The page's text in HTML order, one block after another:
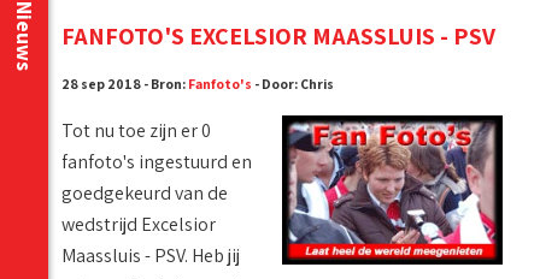
Nieuws FANFOTO'S EXCELSIOR MAASSLUIS - PSV
28 sep 2018 - Bron: Fanfoto's - Door: Chris
Tot nu toe zijn er 0
fanfoto's ingestuurd en
goedgekeurd van de
wedstrijd Excelsior
Maassluis - PSV. Heb jij